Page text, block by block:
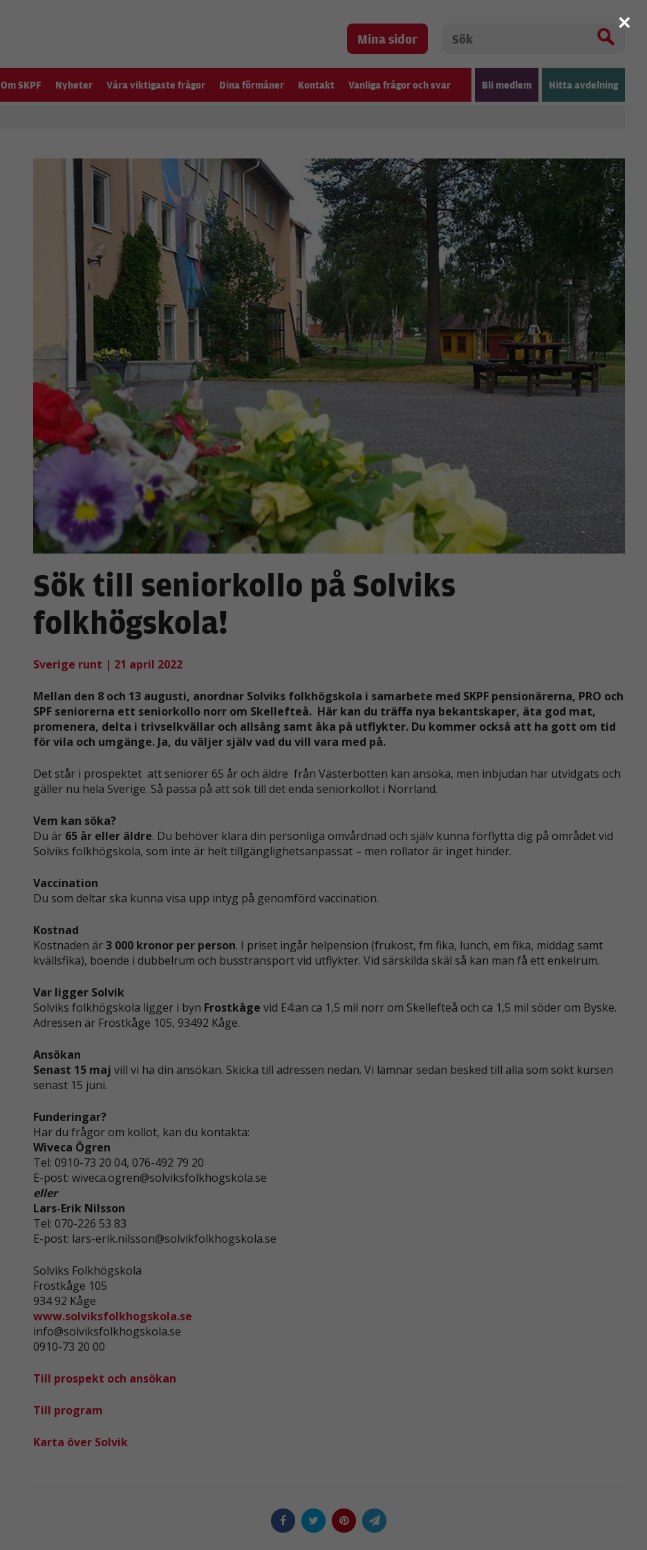
Mina sidor
Om SKPF Nyheter Våra viktigaste frågor Dina förmåner Kontakt Vanliga frågor och svar Bli medlem Hitta avdelning
Sök till seniorkollo på Solviks
folkhögskola!
Sverige runt | 21 april 2022
Mellan den 8 och 13 augusti, anordnar Solviks folkhögskola i samarbete med SKPF pensionärerna, PRO och
SPF seniorerna ett seniorkollo norr om Skellefteå. Här kan du träffa nya bekantskaper, äta god mat,
promenera, delta i trivselkvällar och allsång samt åka på utflykter. Du kommer också att ha gott om tid
för vila och umgänge. Ja, du väljer själv vad du vill vara med på.
Det står i prospektet att seniorer 65 år och äldre från Västerbotten kan ansöka, men inbjudan har utvidgats och
gäller nu hela Sverige. Så passa på att sök till det enda seniorkollot i Norrland.
Vem kan söka?
Du är 65 år eller äldre. Du behöver klara din personliga omvårdnad och själv kunna förflytta dig på området vid
Solviks folkhögskola, som inte är helt tillgänglighetsanpassat – men rollator är inget hinder.
Vaccination
Du som deltar ska kunna visa upp intyg på genomförd vaccination.
Kostnad
Kostnaden är3 000 kronor per person. I priset ingår helpension (frukost, fm fika, lunch, em fika, middag samt
kvällsfika), boende i dubbelrum och busstransport vid utflykter. Vid särskilda skäl så kan man få ett enkelrum.
Var ligger Solvik
Solviks folkhögskola ligger i byn Frostkåge vid E4:an ca 1,5 mil norr om Skellefteå och ca 1,5 mil söder om Byske.
Adressen är Frostkåge 105, 93492 Kåge.
Ansökan
Senast 15 maj vill vi ha din ansökan. Skicka till adressen nedan. Vi lämnar sedan besked till alla som sökt kursen
senast 15 juni.
Funderingar?
Har du frågor om kollot, kan du kontakta:
Wiveca Ögren
Tel: 0910-73 20 04, 076-492 79 20
E-post: wiveca.ogren@solviksfolkhogskola.se
eller
Lars-Erik Nilsson
Tel: 070-226 53 83
E-post: lars-erik.nilsson@solvikfolkhogskola.se
Solviks Folkhögskola
Frostkåge 105
934 92 Kåge
www.solviksfolkhogskola.se
info@solviksfolkhogskola.se
0910-73 20 00
Till prospekt och ansökan
Till program
Karta över Solvik
×